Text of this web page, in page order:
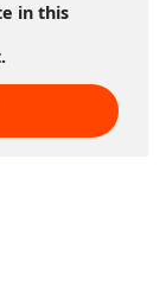
in this